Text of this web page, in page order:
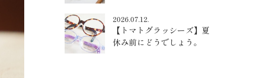
2026.07.12.
【トマトグラッシーズ】夏
休み前にどうでしょう。